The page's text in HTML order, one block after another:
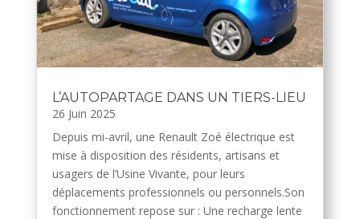
L’AUTOPARTAGE DANS UN TIERS-LIEU
26 Juin 2025
Depuis mi-avril, une Renault Zoé électrique est
mise à disposition des résidents, artisans et
usagers de l’Usine Vivante, pour leurs
déplacements professionnels ou personnels.Son
fonctionnement repose sur : Une recharge lente